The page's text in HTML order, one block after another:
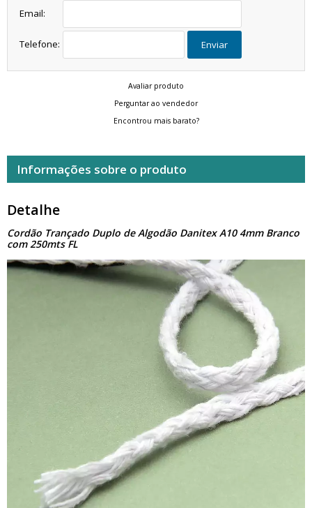
Email:
Telefone: Enviar
Avaliar produto
Perguntar ao vendedor
Encontrou mais barato?
Informações sobre o produto
Detalhe
Cordão Trançado Duplo de Algodão Danitex A10 4mm Branco
com 250mts FL